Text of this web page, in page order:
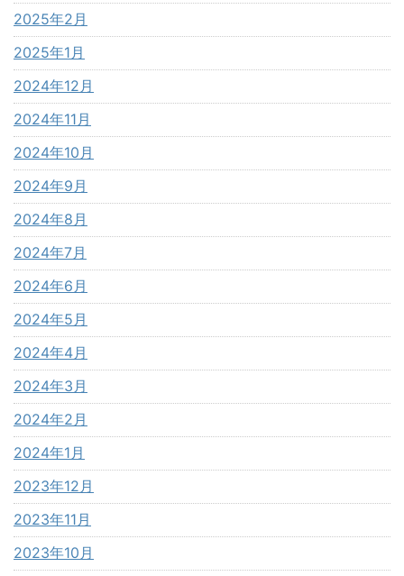
2025年2月
2025年1月
2024年12月
2024年11月
2024年10月
2024年9月
2024年8月
2024年7月
2024年6月
2024年5月
2024年4月
2024年3月
2024年2月
2024年1月
2023年12月
2023年11月
2023年10月